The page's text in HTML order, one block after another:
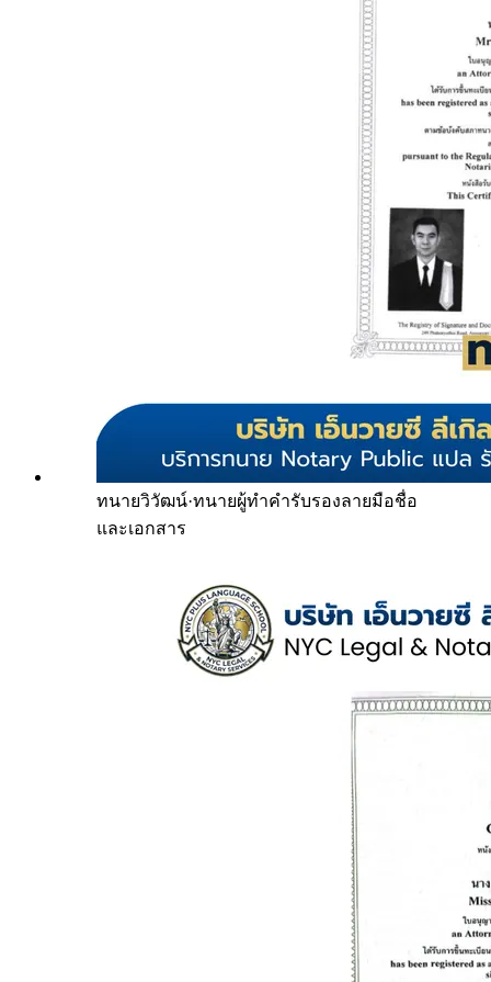
ทนายวิวัฒน์·ทนายผู้ทำคำรับรองลายมือชื่อ
และเอกสาร